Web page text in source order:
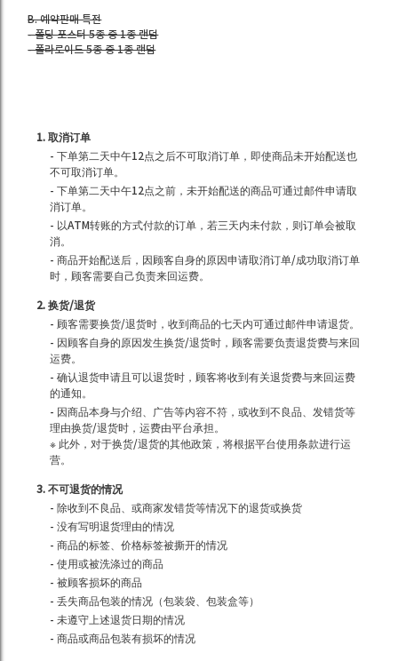
B. 예약판매 특전
- 폴딩 포스터 5종 중 1종 랜덤
- 폴라로이드 5종 중 1종 랜덤
1. 取消订单
- 下单第二天中午12点之后不可取消订单，即使商品未开始配送也
不可取消订单。
- 下单第二天中午12点之前，未开始配送的商品可通过邮件申请取
消订单。
- 以ATM转账的方式付款的订单，若三天内未付款，则订单会被取
消。
- 商品开始配送后，因顾客自身的原因申请取消订单/成功取消订单
时，顾客需要自己负责来回运费。
2. 换货/退货
- 顾客需要换货/退货时，收到商品的七天内可通过邮件申请退货。
- 因顾客自身的原因发生换货/退货时，顾客需要负责退货费与来回
运费。
- 确认退货申请且可以退货时，顾客将收到有关退货费与来回运费
的通知。
- 因商品本身与介绍、广告等内容不符，或收到不良品、发错货等
理由换货/退货时，运费由平台承担。
※ 此外，对于换货/退货的其他政策，将根据平台使用条款进行运
营。
3. 不可退货的情况
- 除收到不良品、或商家发错货等情况下的退货或换货
- 没有写明退货理由的情况
- 商品的标签、价格标签被撕开的情况
- 使用或被洗涤过的商品
- 被顾客损坏的商品
- 丢失商品包装的情况（包装袋、包装盒等）
- 未遵守上述退货日期的情况
- 商品或商品包装有损坏的情况